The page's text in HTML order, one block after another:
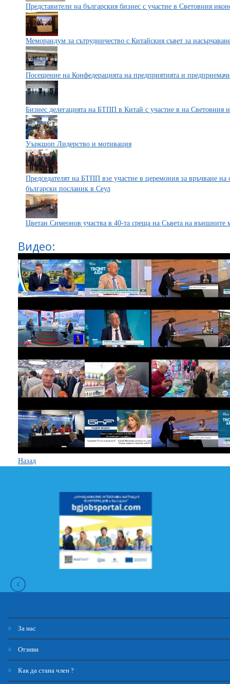
Представители на българския бизнес с участие в Световния
Меморандум за сътрудничество с Китайския съвет за
Посещение на Конфедерацията на предприятията и
Бизнес делегацията на БТПП в Китай с участие в на
Уъркшоп Лидерство и мотивация
Председателят на БТПП взе участие в церемония за връчване на
български посланик в Сеул
Цветан Симеонов участва в 40-та среща на Съвета на
Видео:
Назад
За нас
Отзиви
Как да стана член ?